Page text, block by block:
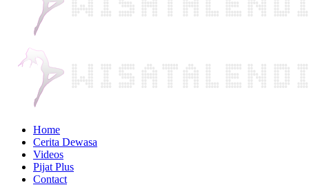
Home
Cerita Dewasa
Videos
Pijat Plus
Contact